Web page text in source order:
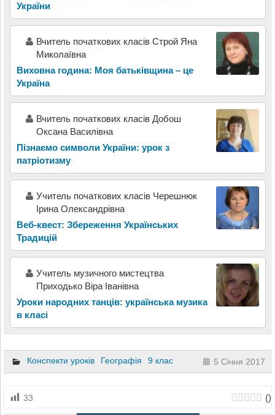
України
Вчитель початкових класів Строй Яна
Миколаївна
Виховна година: Моя батьківщина – це
Україна
Вчитель початкових класів Добош
Оксана Василівна
Пізнаємо символи України: урок з
патріотизму
Учитель початкових класів Черешнюк
Ірина Олександрівна
Веб-квест: Збереження Українських
Традицій
Учитель музичного мистецтва
Приходько Віра Іванівна
Уроки народних танців: українська музика
в класі
Конспекти уроків Географія 9 клас 5 Січня 2017
33 ()